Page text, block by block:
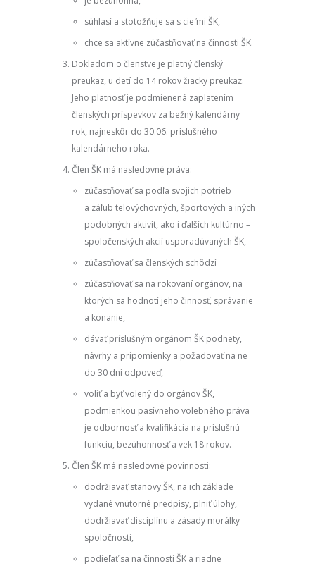
súhlasí a stotožňuje sa s cieľmi ŠK,
chce sa aktívne zúčastňovať na činnosti ŠK.
Dokladom o členstve je platný členský
preukaz, u detí do 14 rokov žiacky preukaz.
Jeho platnosť je podmienená zaplatením
členských príspevkov za bežný kalendárny
rok, najneskôr do 30.06. príslušného
kalendárneho roka.
Člen ŠK má nasledovné práva:
zúčastňovať sa podľa svojich potrieb
a záľub telovýchovných, športových a iných
podobných aktivít, ako i ďalších kultúrno –
spoločenských akcií usporadúvaných ŠK,
zúčastňovať sa členských schôdzí
zúčastňovať sa na rokovaní orgánov, na
ktorých sa hodnotí jeho činnosť, správanie
a konanie,
dávať príslušným orgánom ŠK podnety,
návrhy a pripomienky a požadovať na ne
do 30 dní odpoveď,
voliť a byť volený do orgánov ŠK,
podmienkou pasívneho volebného práva
je odbornosť a kvalifikácia na príslušnú
funkciu, bezúhonnosť a vek 18 rokov.
Člen ŠK má nasledovné povinnosti:
dodržiavať stanovy ŠK, na ich základe
vydané vnútorné predpisy, plniť úlohy,
dodržiavať disciplínu a zásady morálky
spoločnosti,
podieľať sa na činnosti ŠK a riadne